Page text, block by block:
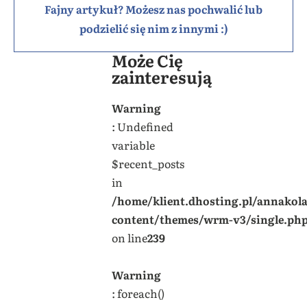
Fajny artykuł? Możesz nas pochwalić lub
podzielić się nim z innymi :)
Może Cię
zainteresują
Warning
: Undefined
variable
$recent_posts
in
/home/klient.dhosting.pl/
content/themes/wrm-v3/
on line239
Warning
: foreach()